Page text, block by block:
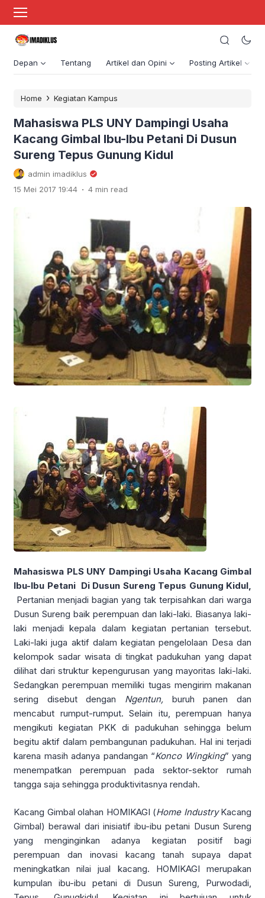
Depan Tentang Artikel dan Opini Posting Artikel
Home › Kegiatan Kampus
Mahasiswa PLS UNY Dampingi Usaha
Kacang Gimbal Ibu-Ibu Petani Di Dusun
Sureng Tepus Gunung Kidul
admin imadiklus
15 Mei 2017 19:44 . 4 min read
Mahasiswa PLS UNY Dampingi Usaha Kacang Gimbal
Ibu-Ibu Petani Di Dusun Sureng Tepus Gunung Kidul,
Pertanian menjadi bagian yang tak terpisahkan dari warga
Dusun Sureng baik perempuan dan laki-laki. Biasanya laki-
laki menjadi kepala dalam kegiatan pertanian tersebut.
Laki-laki juga aktif dalam kegiatan pengelolaan Desa dan
kelompok sadar wisata di tingkat padukuhan yang dapat
dilihat dari struktur kepengurusan yang mayoritas laki-laki.
Sedangkan perempuan memiliki tugas mengirim makanan
sering disebut dengan Ngentun, buruh panen dan
mencabut rumput-rumput. Selain itu, perempuan hanya
mengikuti kegiatan PKK di padukuhan sehingga belum
begitu aktif dalam pembangunan padukuhan. Hal ini terjadi
karena masih adanya pandangan “Konco Wingking” yang
menempatkan perempuan pada sektor-sektor rumah
tangga saja sehingga produktivitasnya rendah.
Kacang Gimbal olahan HOMIKAGI (Home IndustryKacang
Gimbal) berawal dari inisiatif ibu-ibu petani Dusun Sureng
yang menginginkan adanya kegiatan positif bagi
perempuan dan inovasi kacang tanah supaya dapat
meningkatkan nilai jual kacang. HOMIKAGI merupakan
kumpulan ibu-ibu petani di Dusun Sureng, Purwodadi,